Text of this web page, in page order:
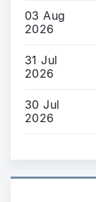
03 Aug
2026
31 Jul
2026
30 Jul
2026